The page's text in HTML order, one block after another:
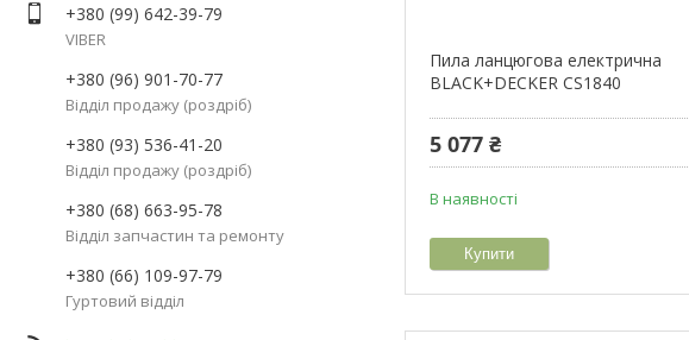
+380 (99) 642-39-79
VIBER
+380 (96) 901-70-77
Відділ продажу (роздріб)
+380 (93) 536-41-20
Відділ продажу (роздріб)
+380 (68) 663-95-78
Відділ запчастин та ремонту
+380 (66) 109-97-79
Гуртовий відділ
Пила ланцюгова електрична
BLACK+DECKER CS1840
5 077 ₴
В наявності
Купити